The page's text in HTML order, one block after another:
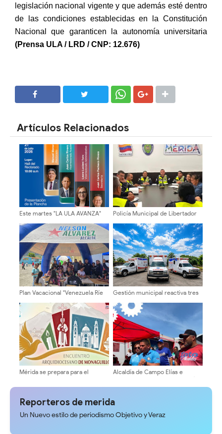
legislación nacional vigente y que además esté dentro
de las condiciones establecidas en la Constitución
Nacional que garanticen la autonomía universitaria
(Prensa ULA / LRD / CNP: 12.676)
Artículos Relacionados
Este martes "LA ULA AVANZA"
Policía Municipal de Libertador
2026» en Mérida
Plan Vacacional "Venezuela Ríe
cultura a niños del municipio
Libertador
Gestión municipal reactiva tres
atención médica y traslados en
Sucre del Zulia
Mérida se prepara para el
Monaguillos 2026
Alcaldía de Campo Elías e
EMAIMCE garantizan soberanía
alimentaria con jornadas
Reporteros de merida
Un Nuevo estilo de periodismo Objetivo y Veraz